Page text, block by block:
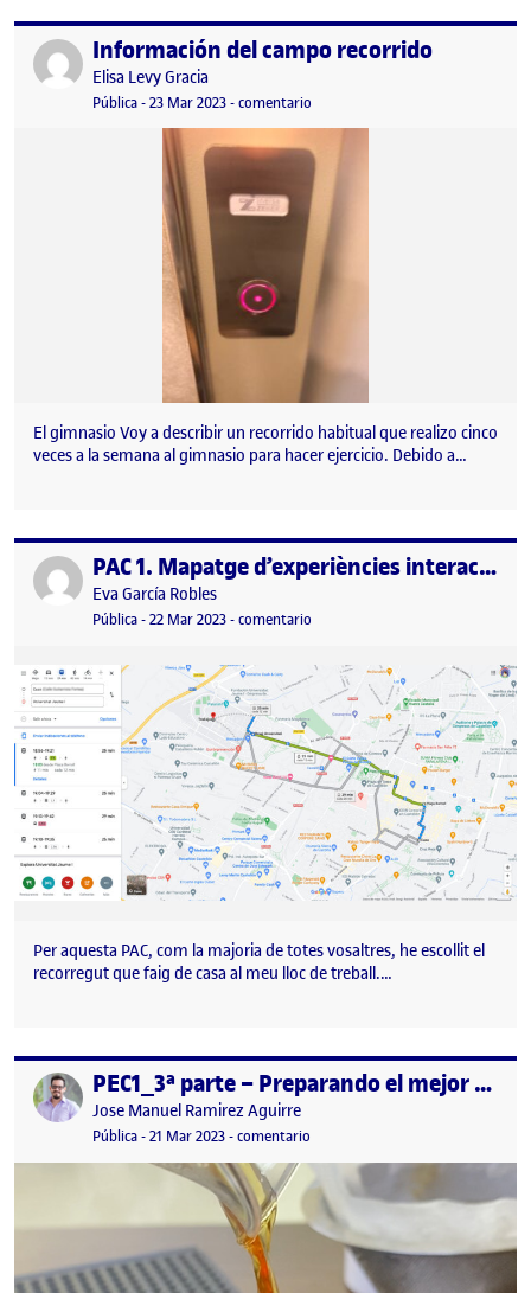
Publicado porInformación del campo recorrido
Publicado por
Elisa Levy Gracia
Visibilidad:
Pública-Fecha de publicación
23 Mar 202310 abril, 2023 11:39 am
-comentario
El gimnasio Voy a describir un recorrido habitual que realizo cinco
veces a la semana al gimnasio para hacer ejercicio. Debido a…
Publicado por PAC 1. Mapatge d’experiències interactives. Recollida de dades.
Publicado por
Eva García Robles
Visibilidad:
Pública-Fecha de publicación
22 Mar 2023-comentario
Per aquesta PAC, com la majoria de totes vosaltres, he escollit el
recorregut que faig de casa al meu lloc de treball.…
Publicado por PEC1_3ª parte – Preparando el mejor café del mundo
Publicado por
Jose Manuel Ramirez Aguirre
Visibilidad:
Pública-Fecha de publicación
21 Mar 2023-comentario